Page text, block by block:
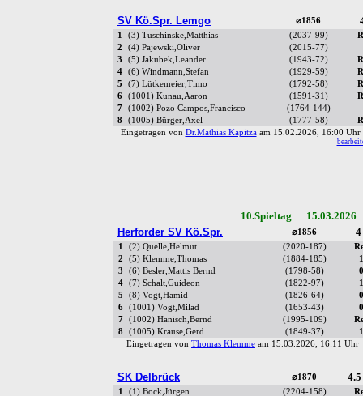
SV Kö.Spr. Lemgo ⌀1856
1 (3) Tuschinske,Matthias (2037-99)
2
(4) Pajewski,Oliver (2015-77)
3
(5) Jakubek,Leander (1943-72)
4
(6) Windmann,Stefan (1929-59)
5
(7) Lütkemeier,Timo (1792-58)
6
(1001) Kunau,Aaron (1591-31)
7
(1002) Pozo Campos,Francisco (1764-144)
8
(1005) Bürger,Axel (1777-58)
Eingetragen von Dr.Mathias Kapitzaam 15.02.2026, 16:00
10.Spieltag
Herforder SV Kö.Spr.
⌀1856
1 (2) Quelle,Helmut (2020-187)
2
(5) Klemme,Thomas (1884-185)
3
(6) Besler,Mattis Bernd (1798-58)
4
(7) Schalt,Guideon (1822-97)
5
(8) Vogt,Hamid (1826-64)
6
(1001) Vogt,Milad (1653-43)
7
(1002) Hanisch,Bernd (1995-109)
8
(1005) Krause,Gerd (1849-37)
Eingetragen von Thomas Klemme am 15.03.2026, 16:11
SK Delbrück ⌀1870
1 (1) Bock,Jürgen (2204-158)